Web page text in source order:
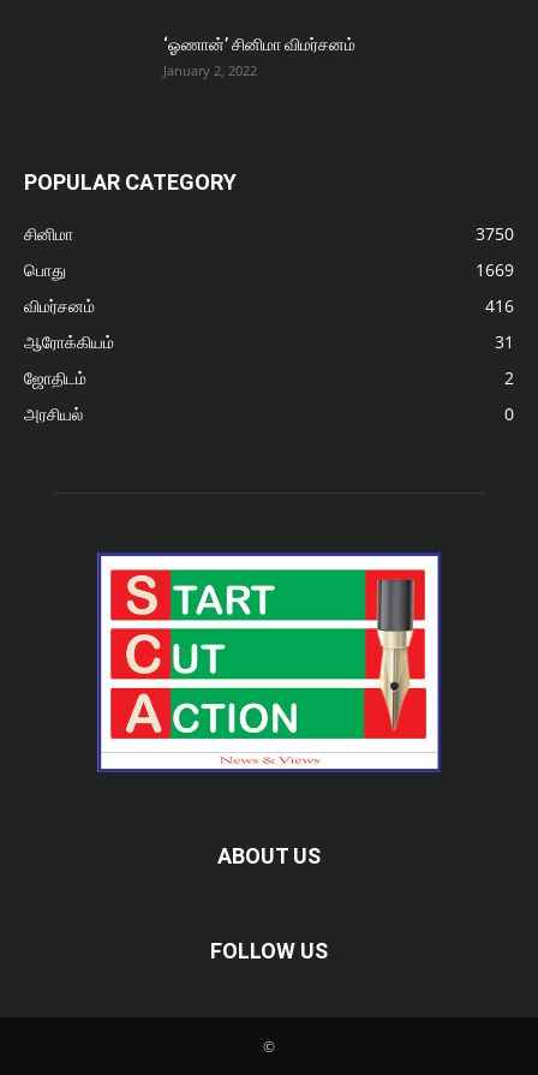
‘ஓணான்’ சினிமா விமர்சனம்
January 2, 2022
POPULAR CATEGORY
சினிமா
3750
பொது
1669
விமர்சனம்
416
ஆரோக்கியம்
31
ஜோதிடம்
2
அரசியல்
0
ABOUT US
FOLLOW US
©